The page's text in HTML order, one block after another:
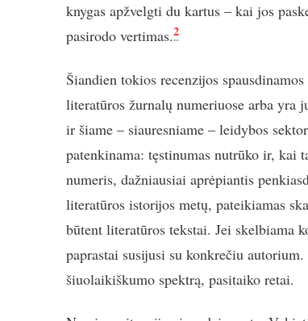
knygas apžvelgti du kartus – kai jos
pasirodo vertimas.2
Šiandien tokios recenzijos
literatūros žurnalų numeriuose arba yra
ir šiame – siauresniame – leidybos
patenkinama: tęstinumas nutrūko ir, kai
numeris, dažniausiai aprėpiantis
literatūros istorijos metų, pateikiamas
būtent literatūros tekstai. Jei skelbiama
paprastai susijusi su konkrečiu
šiuolaikiškumo spektrą, pasitaiko retai.